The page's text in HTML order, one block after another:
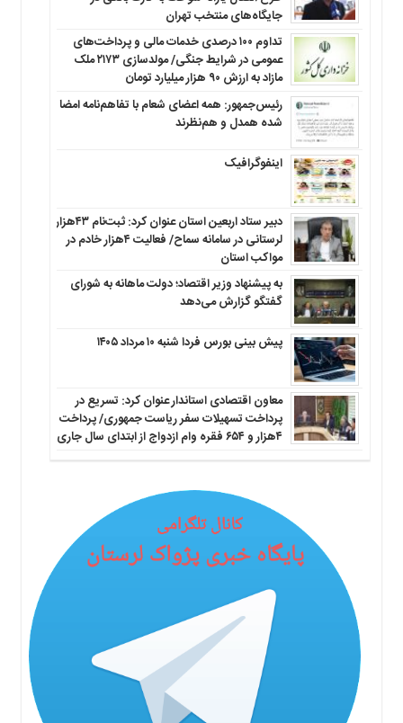
جایگاه‌های منتخب تهران
تداوم ۱۰۰ درصدی خدمات مالی و پرداخت‌های
عمومی در شرایط جنگی/ مولدسازی ۲۱۷۳ ملک
مازاد به ارزش ۹۰ هزار میلیارد تومان
رئیس‌جمهور: همه اعضای شعام با تفاهم‌نامه امضا
شده همدل و هم‌نظرند
اینفوگرافیک
دبیر ستاد اربعین استان عنوان کرد: ثبت‌نام ۴۳هزار
لرستانی در سامانه سماح/ فعالیت ۴هزار خادم در
مواکب استان
به پیشنهاد وزیر اقتصاد؛ دولت ماهانه به شورای
گفتگو گزارش می‌دهد
پیش بینی بورس فردا شنبه ۱۰ مرداد ۱۴۰۵
معاون اقتصادی استاندار عنوان کرد: تسریع در
پرداخت تسهیلات سفر ریاست جمهوری/ پرداخت
۴هزار و ۶۵۴ فقره وام ازدواج از ابتدای سال جاری